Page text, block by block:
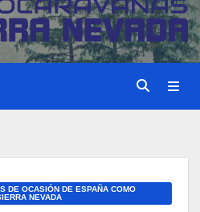
DE OCASIÓN DE ESPAÑA COMO
NEVADA